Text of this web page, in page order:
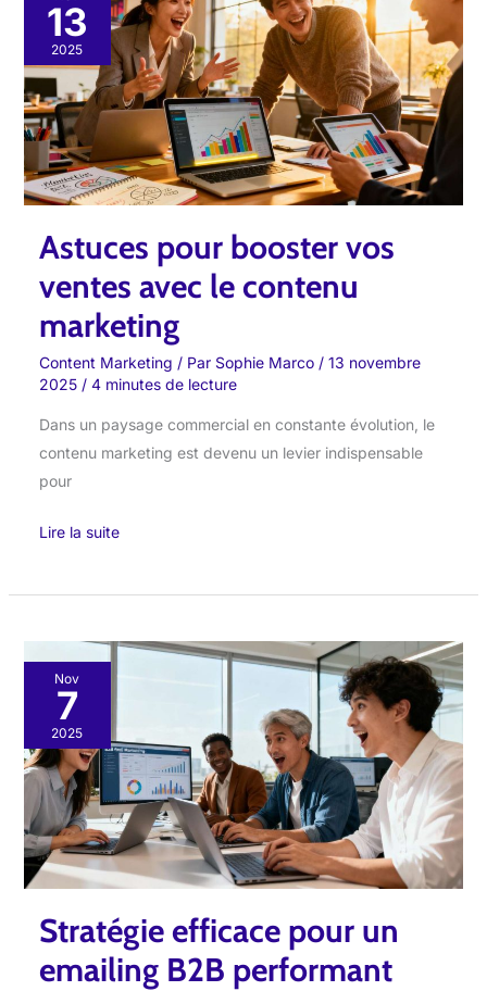
13
2025
Astuces pour booster vos
ventes avec le contenu
marketing
Content Marketing / Par Sophie Marco / 13 novembre
2025 / 4 minutes de lecture
Dans un paysage commercial en constante évolution, le
contenu marketing est devenu un levier indispensable
pour
pour
booster
vos
ventes
avec
le
contenu
Lire la suite
Nov
7
2025
Stratégie efficace pour un
emailing B2B performant
Stratégie
efficace
pour
un
emailing
B2B
performant